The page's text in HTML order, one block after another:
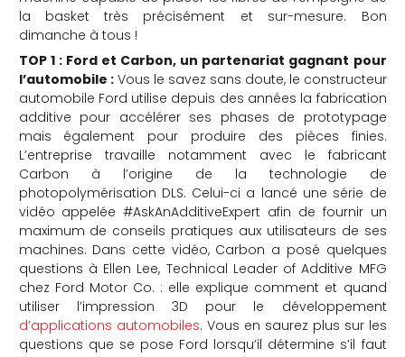
la basket très précisément et sur-mesure. Bon
dimanche à tous !
TOP 1 : Ford et Carbon, un partenariat gagnant pour
l’automobile :Vous le savez sans doute, le constructeur
automobile Ford utilise depuis des années la fabrication
additive pour accélérer ses phases de prototypage
mais également pour produire des pièces finies.
L’entreprise travaille notamment avec le fabricant
Carbon à l’origine de la technologie de
photopolymérisation DLS. Celui-ci a lancé une série de
vidéo appelée #AskAnAdditiveExpert afin de fournir un
maximum de conseils pratiques aux utilisateurs de ses
machines. Dans cette vidéo, Carbon a posé quelques
questions à Ellen Lee, Technical Leader of Additive MFG
chez Ford Motor Co. : elle explique comment et quand
utiliser l’impression 3D pour le développement
d’applications automobiles. Vous en saurez plus sur les
questions que se pose Ford lorsqu’il détermine s’il faut